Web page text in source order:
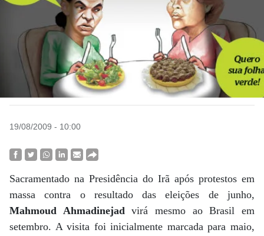
19/08/2009 - 10:00
Sacramentado na Presidência do Irã após protestos em
massa contra o resultado das eleições de junho,
Mahmoud Ahmadinejadvirá mesmo ao Brasil em
setembro. A visita foi inicialmente marcada para maio,